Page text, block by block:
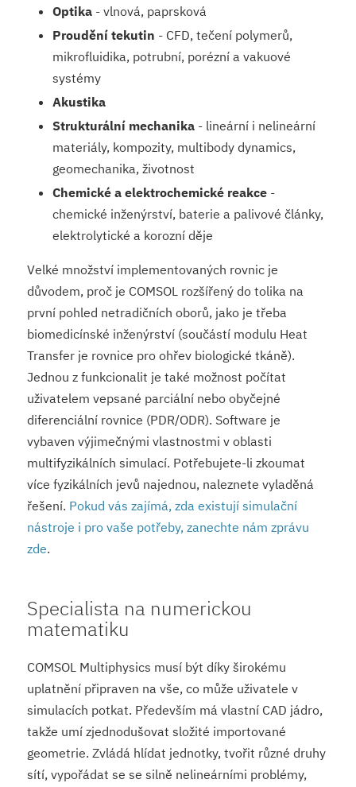
Optika - vlnová, paprsková
Proudění tekutin - CFD, tečení polymerů,
mikrofluidika, potrubní, porézní a vakuové
systémy
Akustika
Strukturální mechanika - lineární i nelineární
materiály, kompozity, multibody dynamics,
geomechanika, životnost
Chemické a elektrochemické reakce -
chemické inženýrství, baterie a palivové články,
elektrolytické a korozní děje
Velké množství implementovaných rovnic je
důvodem, proč je COMSOL rozšířený do tolika na
první pohled netradičních oborů, jako je třeba
biomedicínské inženýrství (součástí modulu Heat
Transfer je rovnice pro ohřev biologické tkáně).
Jednou z funkcionalit je také možnost počítat
uživatelem vepsané parciální nebo obyčejné
diferenciální rovnice (PDR/ODR). Software je
vybaven výjimečnými vlastnostmi v oblasti
multifyzikálních simulací. Potřebujete-li zkoumat
více fyzikálních jevů najednou, naleznete vyladěná
řešení. Pokud vás zajímá, zda existují simulační
nástroje i pro vaše potřeby, zanechte nám zprávu
zde.
Specialista na numerickou
matematiku
COMSOL Multiphysics musí být díky širokému
uplatnění připraven na vše, co může uživatele v
simulacích potkat. Především má vlastní CAD jádro,
takže umí zjednodušovat složité importované
geometrie. Zvládá hlídat jednotky, tvořit různé druhy
sítí, vypořádat se se silně nelineárními problémy,